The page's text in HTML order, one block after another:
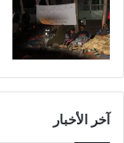
آخر الأخبار